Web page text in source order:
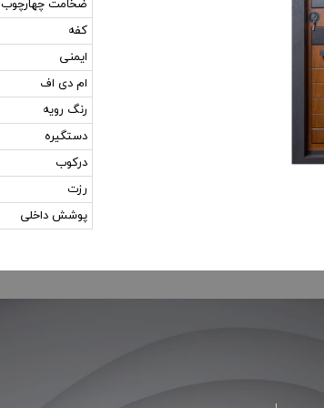
ضخامت چهارچوب
کفه
ایمنی
ام دی اف
رنگ رویه
دستگیره
درکوب
رزت
پوشش داخلی